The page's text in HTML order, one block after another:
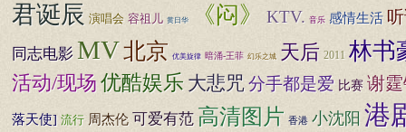
君诞辰 演唱会 容祖儿 黄日华 《闷》 KTV. 音乐 感情生活
同志电影 MV北京 优美旋律 暗涌-王菲 幻乐之城 天后 2011 林书
活动/现场 优酷娱乐 大悲咒分手都是爱 比赛 谢
落天使] 流行 周杰伦 可爱有范 高清图片 香港 小沈阳 港